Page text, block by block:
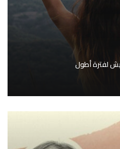
لفترة أطول